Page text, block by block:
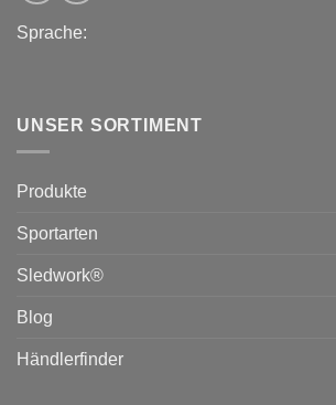
Sprache:
UNSER SORTIMENT
Produkte
Sportarten
Sledwork®
Blog
Händlerfinder